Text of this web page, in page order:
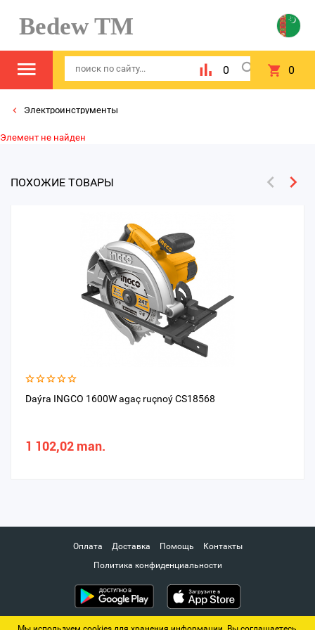
Bedew TM
0 0
Электроинструменты
Элемент не найден
ПОХОЖИЕ ТОВАРЫ
Daýra INGCO 1600W agaç ruçnoý CS18568
1 102,02 man.
Оплата Доставка Помощь
Контакты
Политика конфиденциальности